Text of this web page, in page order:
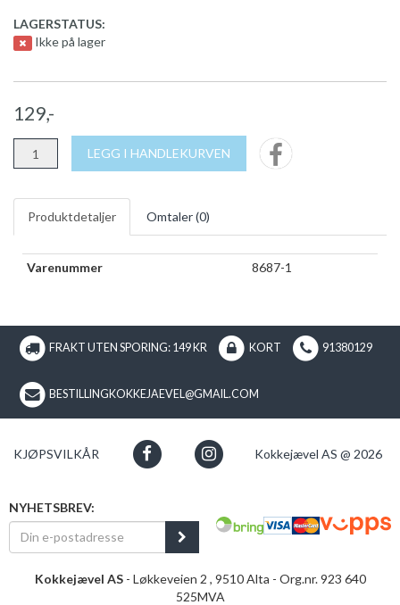
LAGERSTATUS:
Ikke på lager
129,-
LEGG I HANDLEKURVEN
Produktdetaljer Omtaler (0)
Varenummer 8687-1
FRAKT UTEN SPORING: 149 KR KORT 91380129
BESTILLINGKOKKEJAEVEL@GMAIL.COM
KJØPSVILKÅR Kokkejævel AS @ 2026
NYHETSBREV:
Kokkejævel AS- Løkkeveien 2 , 9510 Alta - Org.nr. 923 640
525MVA